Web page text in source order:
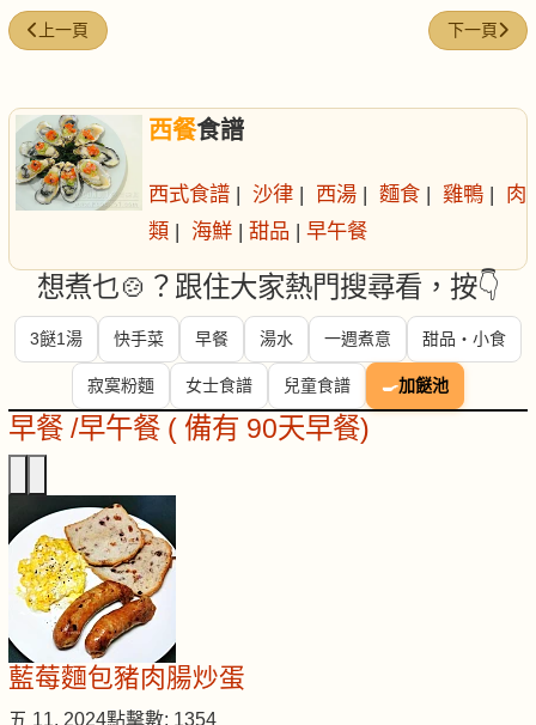
上一篇文章: 半殼蠔配 (酸青瓜及黑豆汁)
上一頁 下一篇文章
下一頁
西餐食譜
西式食譜 | 沙律 | 西湯 | 麵食 | 雞鴨 | 肉
類 | 海鮮 | 甜品 | 早午餐
想煮乜🍲？跟住大家熱門搜尋看，按👇
3餸1湯 快手菜 早餐 湯水 一週煮意 甜品・小食
寂寞粉麵 女士食譜 兒童食譜 🍳加餸池
早餐 /早午餐 ( 備有 90天早餐)
藍莓麵包豬肉腸炒蛋
五 11, 2024點擊數: 1354